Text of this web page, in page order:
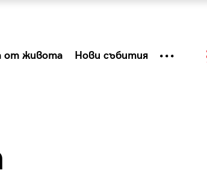
от живота Нови събития